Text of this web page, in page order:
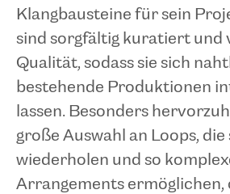
Klangbausteine für sein
sind sorgfältig kuratiert und
Qualität, sodass sie sich
bestehende Produktionen
lassen. Besonders
große Auswahl an Loops, die
wiederholen und so
Arrangements ermöglichen,